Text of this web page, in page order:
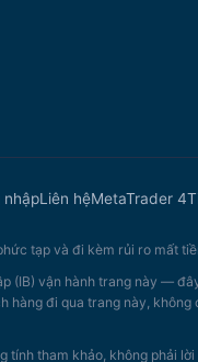
nhậpLiên hệMetaTrader 4
tạp và đi kèm rủi ro mất
(IB) vận hành trang này —
hàng đi qua trang này,
tính tham khảo, không phải